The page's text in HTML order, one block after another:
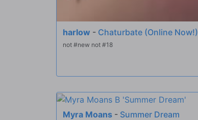
harlow - Chaturbate (Online Now!)
not #new not #18
Myra Moans - Summer Dream